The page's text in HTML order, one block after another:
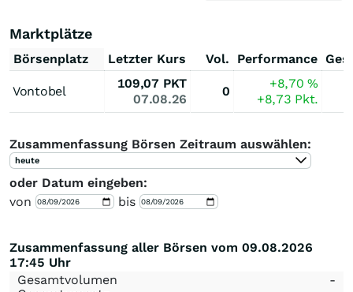
Marktplätze
Börsenplatz Letzter Kurs Vol. Performance
Vontobel
109,07 PKT
07.08.26
0
+8,70%
+8,73 Pkt.
Zusammenfassung Börsen Zeitraum auswählen:
heute
oder Datum eingeben:
von
bis
Zusammenfassung aller Börsen vom 09.08.2026
17:45 Uhr
Gesamtvolumen
-